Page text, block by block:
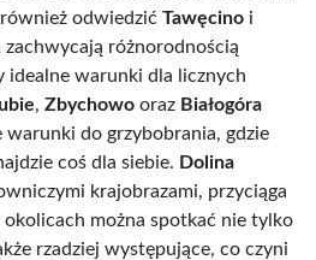
odwiedzić Tawęcino i
zachwycają różnorodnością
idealne warunki dla licznych
, Zbychowo oraz Białogóra
warunki do grzybobrania, gdzie
coś dla siebie. Dolina
krajobrazami, przyciąga
okolicach można spotkać nie tylko
rzadziej występujące, co czyni